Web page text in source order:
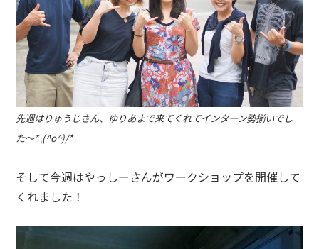
先週はりゅうじさん、ゆりあまで来てくれてインターン勢揃いでし
た〜*\(^o^)/*
そして今週はやっしーさんがワークショップを開催して
くれました！